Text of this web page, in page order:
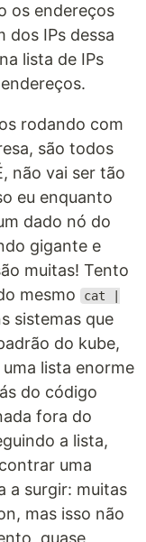
os endereços
dos IPs dessa
lista de IPs
rodando com
são todos
não vai ser tão
eu enquanto
dado nó do
gigante e
muitas! Tento
mesmo
cat |
sistemas que
do kube,
lista enorme
do código
fora do
a lista,
uma
a surgir: muitas
mas isso não
quase